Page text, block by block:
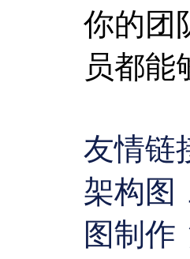
你的团
员都能
友情链
架构图
图制作